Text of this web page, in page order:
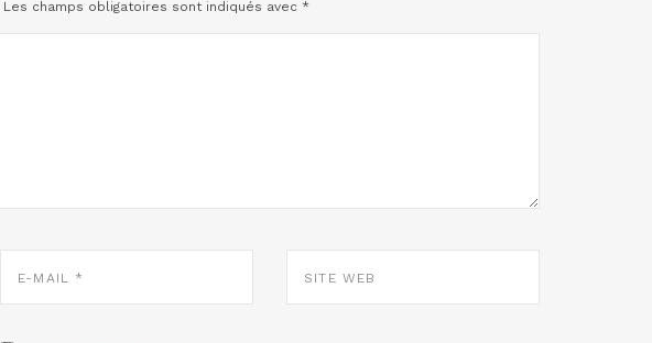
Les champs obligatoires sont indiqués avec *
MAIL
WEB